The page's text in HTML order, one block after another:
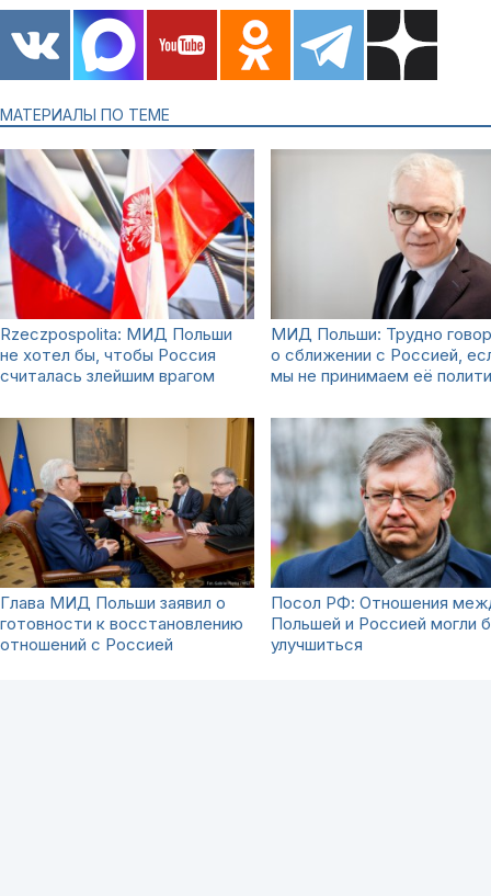
МАТЕРИАЛЫ ПО ТЕМЕ
Rzeczpospolita: МИД Польши
не хотел бы, чтобы Россия
считалась злейшим врагом
МИД Польши: Трудно
о сближении с Россией,
мы не принимаем её
Глава МИД Польши заявил о
готовности к восстановлению
отношений с Россией
Посол РФ: Отношения
Польшей и Россией могли
улучшиться